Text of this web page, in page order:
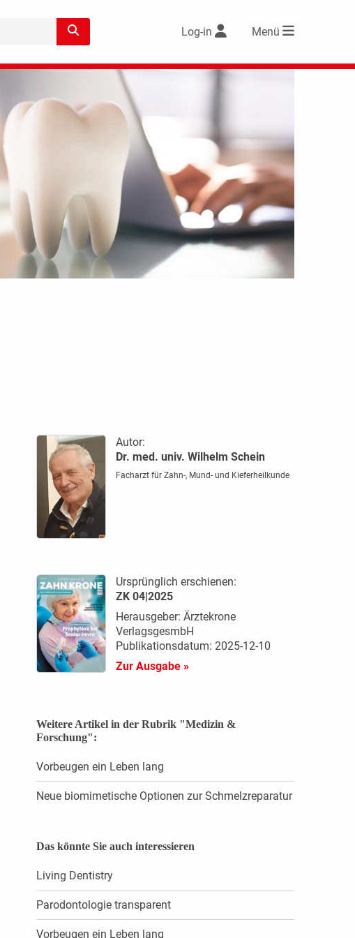
Log-in Menü
Autor:
Dr. med. univ. Wilhelm Schein
Facharzt für Zahn-, Mund- und Kieferheilkunde
Ursprünglich erschienen:
ZK 04|2025
Herausgeber: Ärztekrone
VerlagsgesmbH
Publikationsdatum: 2025-12-10
Zur Ausgabe »
Weitere Artikel in der Rubrik "Medizin &
Forschung":
Vorbeugen ein Leben lang
Neue biomimetische Optionen zur Schmelzreparatur
Das könnte Sie auch interessieren
Living Dentistry
Parodontologie transparent
Vorbeugen ein Leben lang